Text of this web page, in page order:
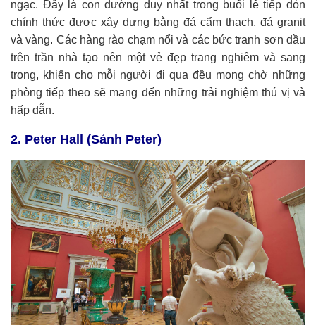
ngạc. Đây là con đường duy nhất trong buổi lễ tiếp đón
chính thức được xây dựng bằng đá cẩm thạch, đá granit
và vàng. Các hàng rào chạm nổi và các bức tranh sơn dầu
trên trần nhà tạo nên một vẻ đẹp trang nghiêm và sang
trọng, khiến cho mỗi người đi qua đều mong chờ những
phòng tiếp theo sẽ mang đến những trải nghiệm thú vị và
hấp dẫn.
2. Peter Hall (Sảnh Peter)